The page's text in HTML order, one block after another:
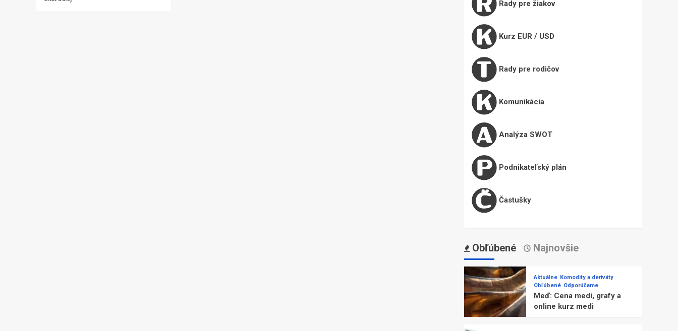
Rady pre žiakov
Kurz EUR / USD
Rady pre rodičov
Komunikácia
Analýza SWOT
Podnikateľský plán
Častušky
Obľúbené Najnovšie
Aktuálne Komodity a deriváty
Obľúbené Odporúčame
Meď: Cena medi, grafy a
online kurz medi